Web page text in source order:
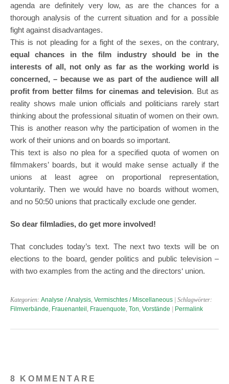
agenda are definitely very low, as are the chances for a
thorough analysis of the current situation and for a possible
fight against disadvantages.
This is not pleading for a fight of the sexes, on the contrary,
equal chances in the film industry should be in the
interests of all, not only as far as the working world is
concerned, – because we as part of the audience will all
profit from better films for cinemas and television. But as
reality shows male union officials and politicians rarely start
thinking about the professional situatin of women on their own.
This is another reason why the participation of women in the
work of their unions and on boards so important.
This text is also no plea for a specified quota of women on
filmmakers’ boards, but it would make sense actually if the
unions at least agree on proportional representation,
voluntarily. Then we would have no boards without women,
and no 50:50 unions that practically exclude one gender.
So dear filmladies, do get more involved!
That concludes today’s text. The next two texts will be on
elections to the board, gender politics and public television –
with two examples from the acting and the directors‘ union.
Kategorien: Analyse / Analysis Vermischtes / Miscellaneous | Schlagwörter:
Filmverbände Frauenanteil Frauenquote Ton Vorstände | Permalink
8 KOMMENTARE